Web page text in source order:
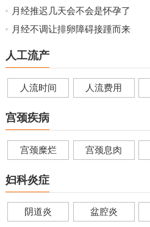
月经推迟几天会不会是怀孕了
月经不调让排卵障碍接踵而来
人工流产
人流时间 人流费用
宫颈疾病
宫颈糜烂 宫颈息肉
妇科炎症
阴道炎 盆腔炎